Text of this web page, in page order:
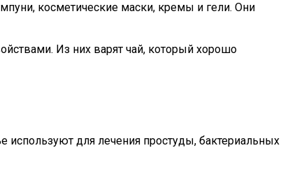
косметические маски, кремы и гели. Они
Из них варят чай, который хорошо
используют для лечения простуды, бактериальных